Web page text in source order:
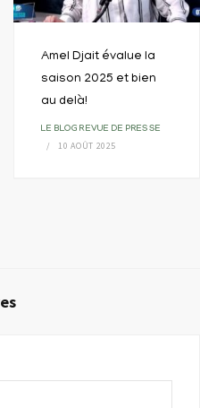
Amel Djait évalue la
saison 2025 et bien
au delà!
LE BLOG REVUE DE PRESSE
10 AOÛT 2025